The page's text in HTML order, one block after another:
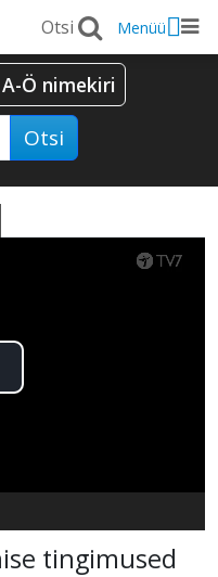
Menüü
A-Ö nimekiri
Otsi
tingimused